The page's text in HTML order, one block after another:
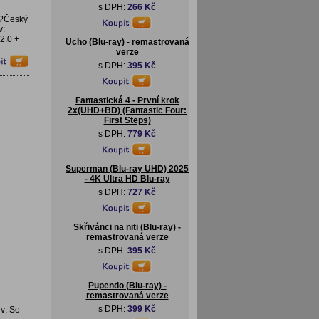
+
So
s DPH: 266 Kč
Ucho (Blu-ray) - remastrovaná
verze
s DPH: 395 Kč
Fantastická 4 - První krok
2x(UHD+BD) (Fantastic Four:
First Steps)
s DPH: 779 Kč
Superman (Blu-ray UHD) 2025
- 4K Ultra HD Blu-ray
s DPH: 727 Kč
Skřivánci na niti (Blu-ray) -
remastrovaná verze
s DPH: 395 Kč
Pupendo (Blu-ray) -
remastrovaná verze
s DPH: 399 Kč